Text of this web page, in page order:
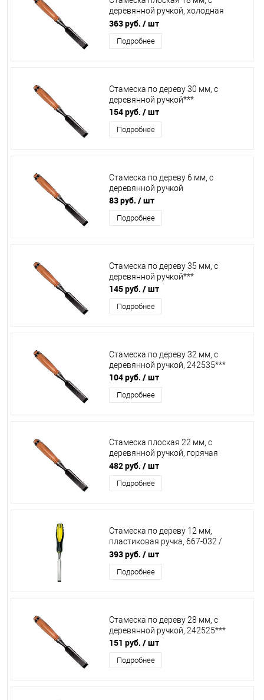
деревянной ручкой, холодная
штамповка, С288 / 242475***
363 руб. / шт
Подробнее
Стамеска по дереву 30 мм, с
деревянной ручкой***
154 руб. / шт
Подробнее
Стамеска по дереву 6 мм, с
деревянной ручкой
83 руб. / шт
Подробнее
Стамеска по дереву 35 мм, с
деревянной ручкой***
145 руб. / шт
Подробнее
Стамеска по дереву 32 мм, с
деревянной ручкой, 242535***
104 руб. / шт
Подробнее
Стамеска плоская 22 мм, с
деревянной ручкой, горячая
штамповка, С265 / 242495***
482 руб. / шт
Подробнее
Стамеска по дереву 12 мм,
пластиковая ручка, 667-032 /
24712 / 43112
393 руб. / шт
Подробнее
Стамеска по дереву 28 мм, с
деревянной ручкой, 242525***
151 руб. / шт
Подробнее